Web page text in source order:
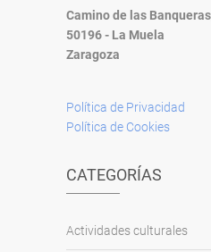
Camino de las
50196 - La Muela
Zaragoza
Política de Privacidad
Política de Cookies
CATEGORÍAS
Actividades culturales